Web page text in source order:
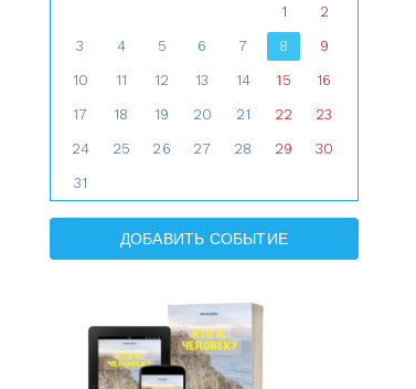
1 2
3 4 5 6 7 8 9
10 11 12 13 14 15 16
17 18 19 20 21 22 23
24 25 26 27 28 29 30
31
ДОБАВИТЬ СОБЫТИЕ